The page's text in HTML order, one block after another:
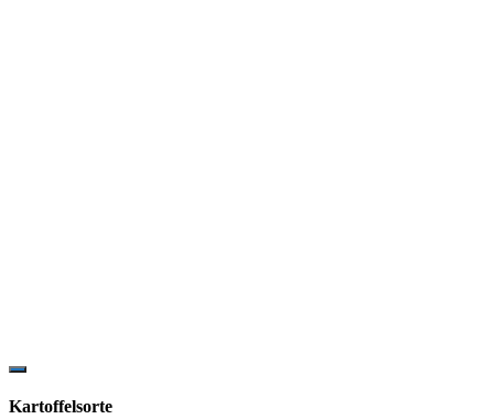
Show
Content
Kartoffelsorte